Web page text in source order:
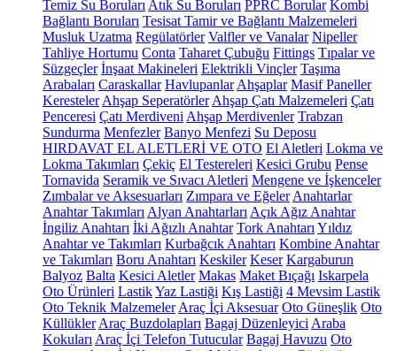
Temiz Su Boruları Atık Su Boruları PPRC Borular Kombi
Bağlantı Boruları Tesisat Tamir ve Bağlantı Malzemeleri
Musluk Uzatma Regülatörler Valfler ve Vanalar Nipeller
Tahliye Hortumu Conta Taharet Çubuğu Fittings Tıpalar ve
Süzgeçler İnşaat Makineleri Elektrikli Vinçler Taşıma
Arabaları Caraskallar Havlupanlar Ahşaplar Masif Paneller
Keresteler Ahşap Seperatörler Ahşap Çatı Malzemeleri Çatı
Penceresi Çatı Merdiveni Ahşap Merdivenler Trabzan
Sundurma Menfezler Banyo Menfezi Su Deposu
HIRDAVAT EL ALETLERİ VE OTO El Aletleri Lokma ve
Lokma Takımları Çekiç El Testereleri Kesici Grubu Pense
Tornavida Seramik ve Sıvacı Aletleri Mengene ve İşkenceler
Zımbalar ve Aksesuarları Zımpara ve Eğeler Anahtarlar
Anahtar Takımları Alyan Anahtarları Açık Ağız Anahtar
İngiliz Anahtarı İki Ağızlı Anahtar Tork Anahtarı Yıldız
Anahtar ve Takımları Kurbağcık Anahtarı Kombine Anahtar
ve Takımları Boru Anahtarı Keskiler Keser Kargaburun
Balyoz Balta Kesici Aletler Makas Maket Bıçağı Iskarpela
Oto Ürünleri LastikYaz Lastiği Kış Lastiği 4 Mevsim Lastik
Oto Teknik Malzemeler Araç İçi Aksesuar Oto Güneşlik Oto
Küllükler Araç Buzdolapları Bagaj Düzenleyici Araba
Kokuları Araç İçi Telefon Tutucular Bagaj Havuzu Oto